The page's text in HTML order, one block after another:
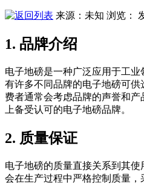
来源：未知 浏览：
1. 品牌介绍
电子地磅是一种广泛应用于工
有许多不同品牌的电子地磅可
费者通常会考虑品牌的声誉和
上备受认可的电子地磅品牌。
2. 质量保证
电子地磅的质量直接关系到其
会在生产过程中严格控制质量